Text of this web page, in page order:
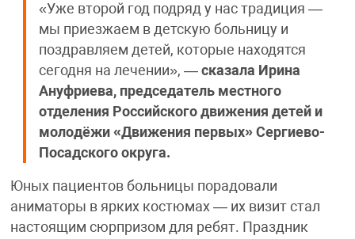
«Уже второй год подряд у нас традиция —
мы приезжаем в детскую больницу и
поздравляем детей, которые находятся
сегодня на лечении», —сказала Ирина
Ануфриева, председатель местного
отделения Российского движения детей и
молодёжи «Движения первых» Сергиево-
Посадского округа.
Юных пациентов больницы порадовали
аниматоры в ярких костюмах — их визит стал
настоящим сюрпризом для ребят. Праздник